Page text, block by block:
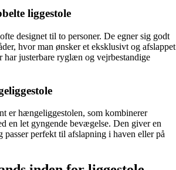
liggestole
designet til to personer. De egner sig godt
hvor man ønsker et eksklusivt og afslappet
har justerbare ryglæn og vejrbestandige
er hængeliggestolen, som kombinerer
en let gyngende bevægelse. Den giver en
perfekt til afslapning i haven eller på